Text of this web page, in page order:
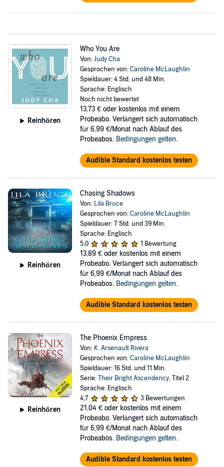
Reinhören
Who You Are
Von:Judy Cha
Gesprochen von:Caroline McLaughlin
Spieldauer: 4 Std. und 48 Min.
Sprache: Englisch
Noch nicht bewertet
13,73 € oder kostenlos mit einem
Probeabo. Verlängert sich automatisch
für 6,99 €/Monat nach Ablauf des
Probeabos. Bedingungen gelten.
Audible Standard kostenlos testen
Reinhören
Chasing Shadows
Von: Lila Bruce
Gesprochen von:Caroline McLaughlin
Spieldauer: 7 Std. und 39 Min.
Sprache: Englisch
5,0
1 Bewertung
13,89 € oder kostenlos mit einem
Probeabo. Verlängert sich automatisch
für 6,99 €/Monat nach Ablauf des
Probeabos. Bedingungen gelten.
Audible Standard kostenlos testen
Reinhören
The Phoenix Empress
Von: K. Arsenault Rivera
Gesprochen von:Caroline McLaughlin
Spieldauer: 16 Std. und 11 Min.
Serie:Their Bright Ascendency, Titel 2
Sprache: Englisch
4,7
3 Bewertungen
21,04 € oder kostenlos mit einem
Probeabo. Verlängert sich automatisch
für 6,99 €/Monat nach Ablauf des
Probeabos. Bedingungen gelten.
Audible Standard kostenlos testen